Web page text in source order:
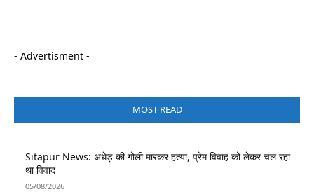
- Advertisment -
MOST READ
Sitapur News: अधेड़ की गोली मारकर हत्या, प्रेम विवाह को लेकर चल रहा
था विवाद
05/08/2026